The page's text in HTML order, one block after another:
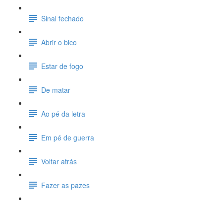
Sinal fechado
Abrir o bico
Estar de fogo
De matar
Ao pé da letra
Em pé de guerra
Voltar atrás
Fazer as pazes